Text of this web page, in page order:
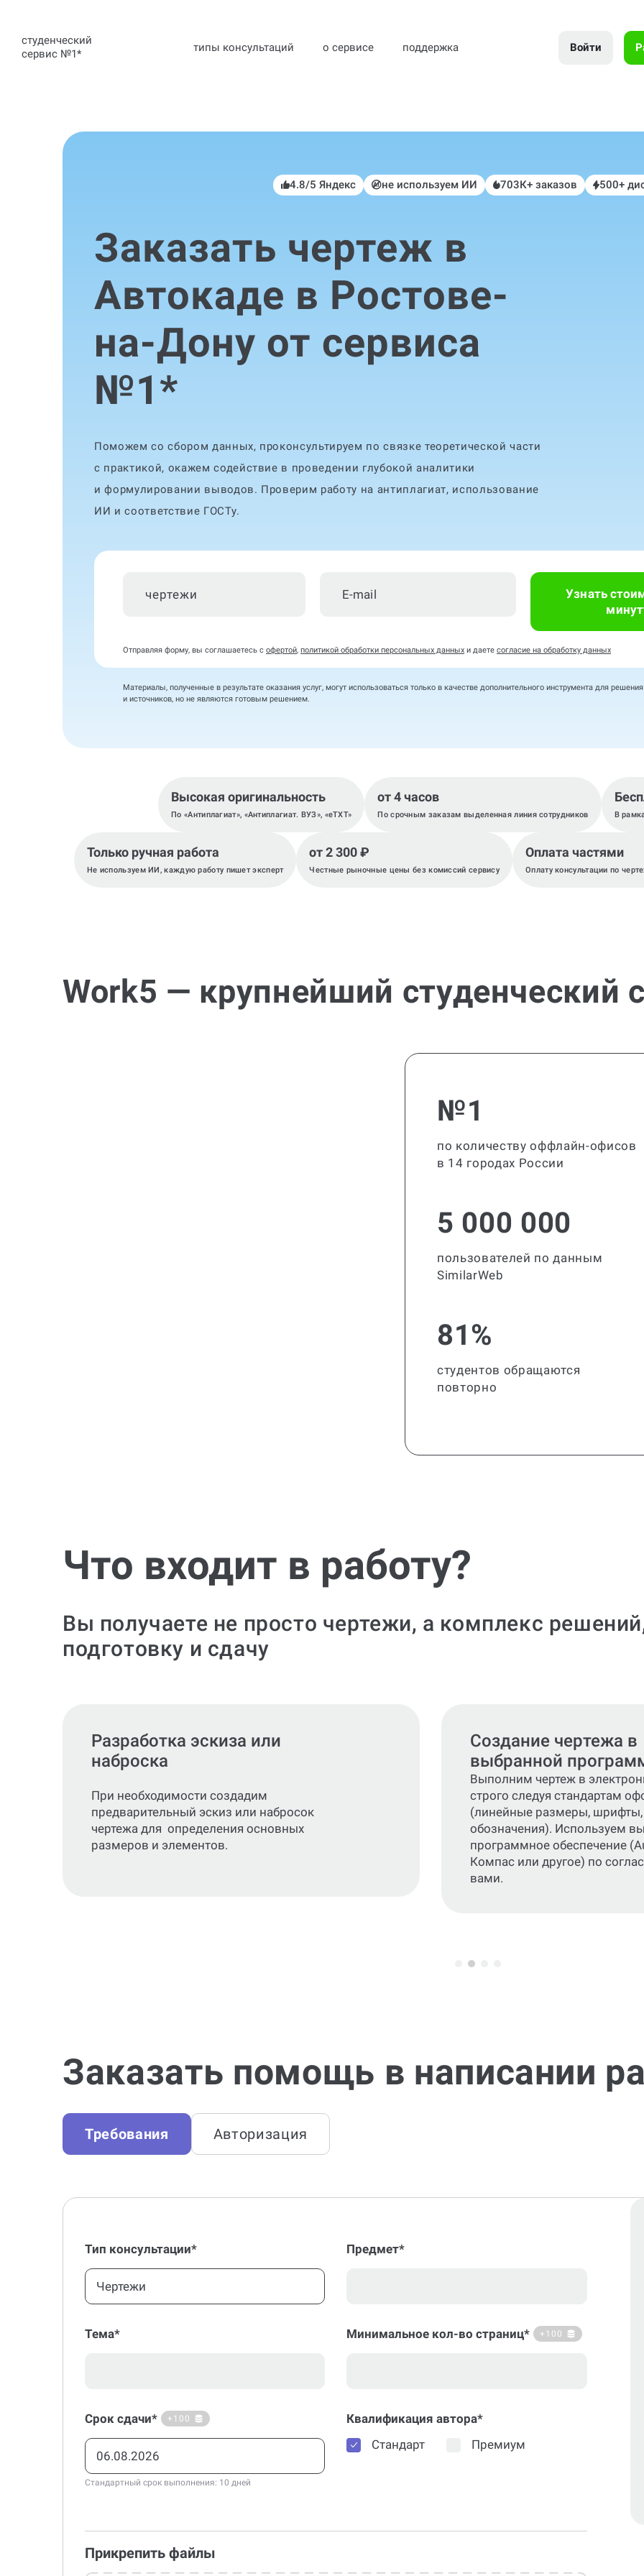
студенческий
сервис №1* типы консультаций о сервисе поддержка Войти
4.8/5 Яндекс не используем ИИ 703К+ заказов 500+
Заказать чертеж в
Автокаде в Ростове-
на-Дону от сервиса
№1*
Поможем со сбором данных, проконсультируем по связке теоретической части
с практикой, окажем содействие в проведении глубокой аналитики
и формулировании выводов. Проверим работу на антиплагиат, использование
ИИ и соответствие ГОСТу.
чертежи
Узнать
Отправляя форму, вы соглашаетесь с офертой политикой обработки персональных данных и даете согласие на обработку данных
Материалы, полученные в результате оказания услуг, могут использоваться только в качестве дополнительного инструмента для
и источников, но не являются готовым решением.
Высокая оригинальность
По «Антиплагиат», «Антиплагиат. ВУЗ», «eTXT»
от 4 часов
По срочным заказам выделенная линия сотрудников В
Только ручная работа
Не используем ИИ, каждую работу пишет эксперт
от 2 300 ₽
Честные рыночные цены без комиссий сервису
Оплата частями
Оплату консультации по
Work5 — крупнейший студенческий
№1
по количеству оффлайн-офисов
в 14 городах России
5 000 000
пользователей по данным
SimilarWeb
81%
студентов обращаются
повторно
Что входит в работу?
Вы получаете не просто чертежи, а комплекс
подготовку и сдачу
Разработка эскиза или
наброска
При необходимости создадим
предварительный эскиз или набросок
чертежа для определения основных
размеров и элементов.
Создание чертежа в
выбранной
Выполним чертеж в
строго следуя стандартам
(линейные размеры, шрифты,
обозначения). Используем
программное обеспечение
Компас или другое) по
вами.
Заказать помощь в написании
Требования Авторизация
Тип консультации*
Чертежи
Предмет*
Тема* Минимальное кол-во страниц* +100
Срок сдачи* +100
Стандартный срок выполнения: 10 дней
Квалификация автора*
Стандарт
Премиум
Прикрепить файлы